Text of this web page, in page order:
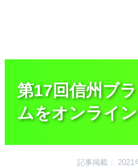
第17回信州ブ
ムをオンライ
記事掲載： 2021